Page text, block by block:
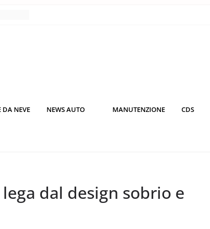
DA NEVE NEWS AUTO MANUTENZIONE CDS
dal design sobrio e